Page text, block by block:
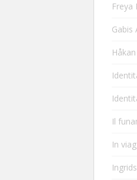
Freya
Gabis
Il
In